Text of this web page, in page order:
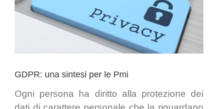
GDPR: una sintesi per le Pmi
Ogni persona ha diritto alla protezione dei